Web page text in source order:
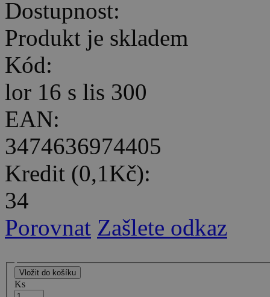
Dostupnost:
Produkt je skladem
Kód:
lor 16 s lis 300
EAN:
3474636974405
Kredit (0,1Kč):
34
Porovnat Zašlete odkaz
Ks